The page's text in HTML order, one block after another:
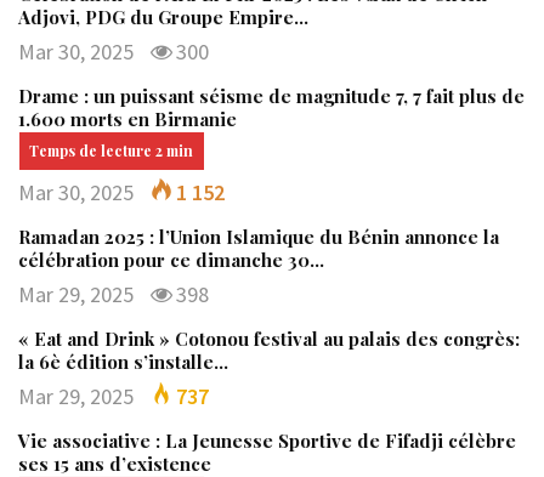
Adjovi, PDG du Groupe Empire…
Mar 30, 2025 300
Drame : un puissant séisme de magnitude 7, 7 fait plus de
1.600 morts en Birmanie
Mar 30, 2025 1 152
Ramadan 2025 : l’Union Islamique du Bénin annonce la
célébration pour ce dimanche 30…
Mar 29, 2025 398
« Eat and Drink » Cotonou festival au palais des congrès:
la 6è édition s’installe…
Mar 29, 2025 737
Vie associative : La Jeunesse Sportive de Fifadji célèbre
ses 15 ans d’existence